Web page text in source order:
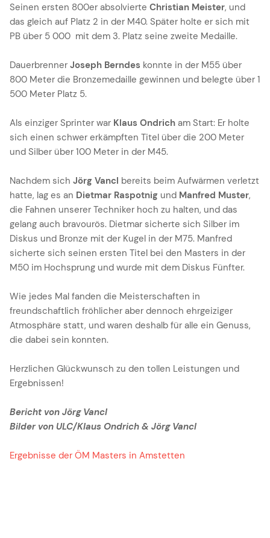
Seinen ersten 800er absolvierte Christian Meister, und
das gleich auf Platz 2 in der M40. Später holte er sich mit
PB über 5 000 mit dem 3. Platz seine zweite Medaille.
Dauerbrenner Joseph Berndes konnte in der M55 über
800 Meter die Bronzemedaille gewinnen und belegte über 1
500 Meter Platz 5.
Als einziger Sprinter war Klaus Ondrich am Start: Er holte
sich einen schwer erkämpften Titel über die 200 Meter
und Silber über 100 Meter in der M45.
Nachdem sich Jörg Vancl bereits beim Aufwärmen verletzt
hatte, lag es an Dietmar Raspotnig und Manfred Muster,
die Fahnen unserer Techniker hoch zu halten, und das
gelang auch bravourös. Dietmar sicherte sich Silber im
Diskus und Bronze mit der Kugel in der M75. Manfred
sicherte sich seinen ersten Titel bei den Masters in der
M50 im Hochsprung und wurde mit dem Diskus Fünfter.
Wie jedes Mal fanden die Meisterschaften in
freundschaftlich fröhlicher aber dennoch ehrgeiziger
Atmosphäre statt, und waren deshalb für alle ein Genuss,
die dabei sein konnten.
Herzlichen Glückwunsch zu den tollen Leistungen und
Ergebnissen!
Bericht von Jörg Vancl
Bilder von ULC/Klaus Ondrich & Jörg Vancl
Ergebnisse der ÖM Masters in Amstetten